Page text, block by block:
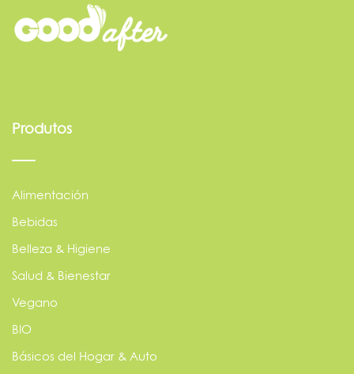
Produtos
Alimentación
Bebidas
Belleza & Higiene
Salud & Bienestar
Vegano
BIO
Básicos del Hogar & Auto